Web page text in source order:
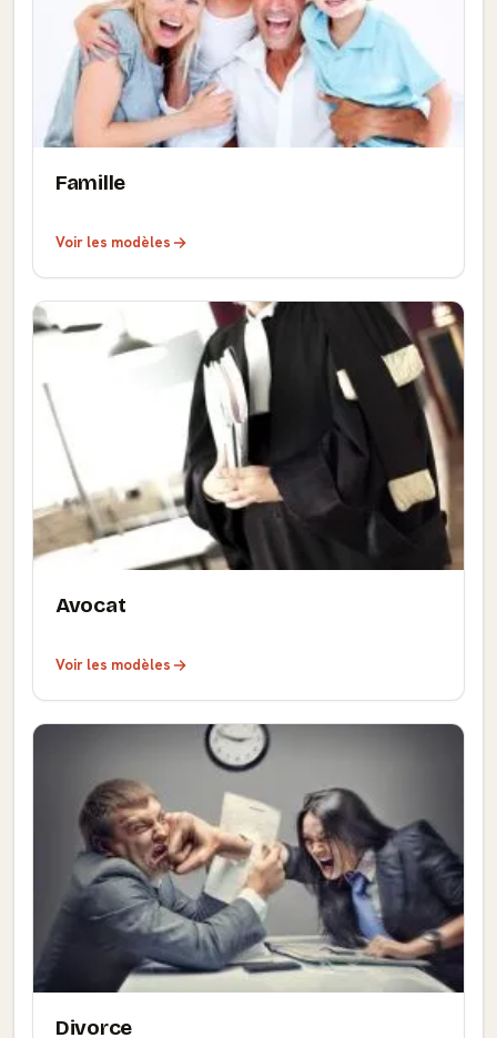
Famille
Voir les modèles
Avocat
Voir les modèles
Divorce